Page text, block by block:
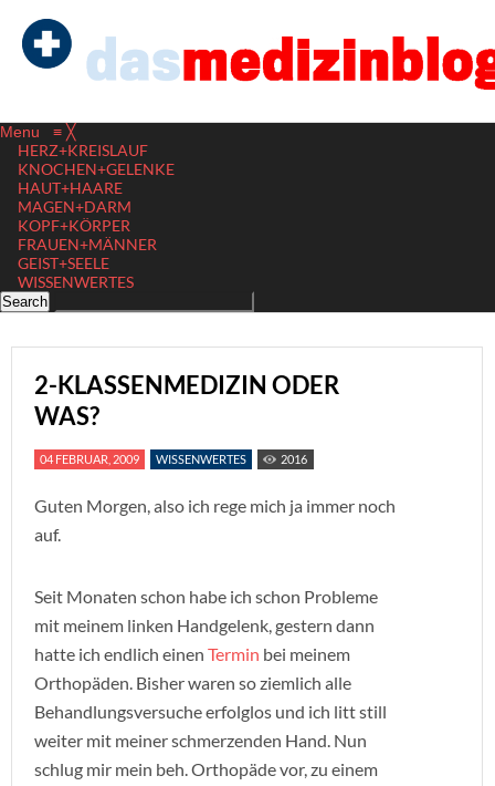
Menu ≡ ╳
HERZ+KREISLAUF
KNOCHEN+GELENKE
HAUT+HAARE
MAGEN+DARM
KOPF+KÖRPER
FRAUEN+MÄNNER
GEIST+SEELE
WISSENWERTES
2-KLASSENMEDIZIN ODER
WAS?
04 FEBRUAR, 2009 WISSENWERTES 2016
Guten Morgen, also ich rege mich ja immer noch
auf.
Seit Monaten schon habe ich schon Probleme
mit meinem linken Handgelenk, gestern dann
hatte ich endlich einen Termin bei meinem
Orthopäden. Bisher waren so ziemlich alle
Behandlungsversuche erfolglos und ich litt still
weiter mit meiner schmerzenden Hand. Nun
schlug mir mein beh. Orthopäde vor, zu einem